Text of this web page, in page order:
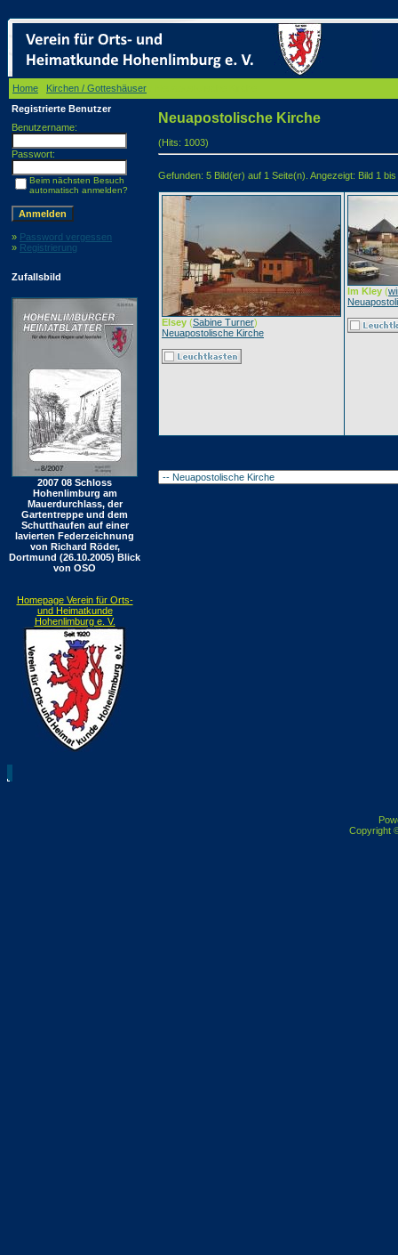
Home Kirchen / Gotteshäuser
Registrierte Benutzer
Benutzername:
Passwort:
Beim nächsten Besuch
automatisch anmelden?
» Password vergessen
» Registrierung
Zufallsbild
2007 08 Schloss
Hohenlimburg am
Mauerdurchlass, der
Gartentreppe und dem
Schutthaufen auf einer
lavierten Federzeichnung
von Richard Röder,
Dortmund (26.10.2005) Blick
von OSO
Homepage Verein für Orts-
und Heimatkunde
Hohenlimburg e. V.
Neuapostolische Kirche
(Hits: 1003)
Gefunden: 5 Bild(er) auf 1 Seite(n). Angezeigt: Bild 1 bis
Elsey (Sabine Turner)
Neuapostolische Kirche
Im Kley (
Copyright